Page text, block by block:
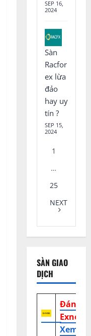
SEP 16,
2024
Sàn
Racfor
ex lừa
đảo
hay uy
tín ?
SEP 15,
2024
1
…
25
NEXT
SÀN GIAO
DỊCH
Đánh
Exness
Xem